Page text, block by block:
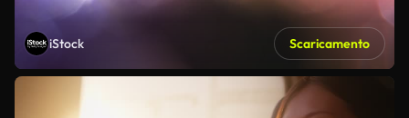
iStock Scaricamento